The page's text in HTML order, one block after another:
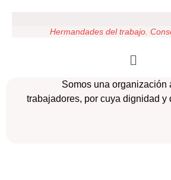
Hermandades del trabajo.
Somos una organización
trabajadores, por cuya dignidad y